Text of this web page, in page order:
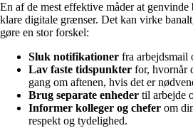
En af de mest effektive måder at genvinde
klare digitale grænser. Det kan virke
gøre en stor forskel:
Sluk notifikationer fra arbejdsmail
Lav faste tidspunkter for, hvornår
gang om aftenen, hvis det er
Brug separate enheder til arbejde
Informer kolleger og chefer om
respekt og tydelighed.